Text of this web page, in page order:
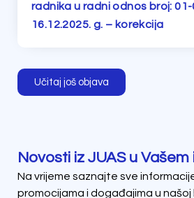
radnika u radni odnos broj:
16.12.2025. g. – korekcija
Učitaj još objava
Novosti iz JUAS u Vašem
Na vrijeme saznajte sve
promocijama i događajima u našoj